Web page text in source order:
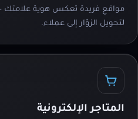
مواقع فريدة تعكس هوية علامتك —
لتحويل الزوّار إلى عملاء.
المتاجر الإلكترونية